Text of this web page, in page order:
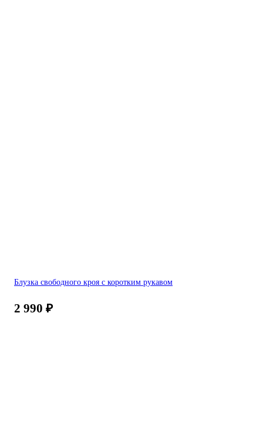
Блузка свободного кроя с коротким рукавом
2 990 ₽